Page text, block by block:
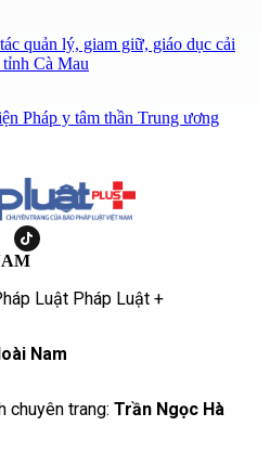
quản lý, giam giữ, giáo dục cải
tỉnh Cà Mau
Pháp y tâm thần Trung ương
Luật Pháp Luật +
Nam
chuyên trang: Trần Ngọc Hà